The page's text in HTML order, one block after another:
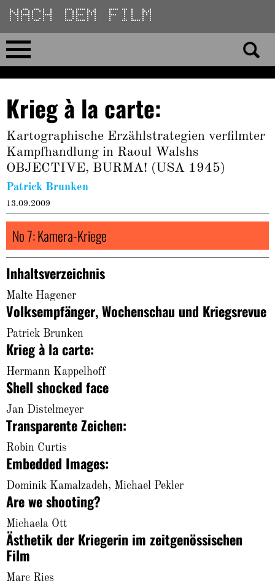
Direkt
zum
Inhalt
Home
No 23
No 01–22
Essays
Reviews
Archiv
About
Krieg à la carte:
Kartographische Erzählstrategien verfilmter
Kampfhandlung in Raoul Walshs
OBJECTIVE, BURMA! (USA 1945)
Patrick Brunken
13.09.2009
No 7: Kamera-Kriege
Inhaltsverzeichnis
Malte Hagener
Volksempfänger, Wochenschau und Kriegsrevue
Patrick Brunken
Krieg à la carte:
Hermann Kappelhoff
Shell shocked face
Jan Distelmeyer
Transparente Zeichen:
Robin Curtis
Embedded Images:
Dominik Kamalzadeh, Michael Pekler
Are we shooting?
Michaela Ott
Ästhetik der Kriegerin im zeitgenössischen
Film
Marc Ries